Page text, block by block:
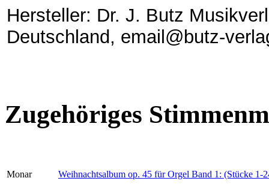
Hersteller: Dr. J. Butz
Deutschland, email@butz-
Zugehöriges
Monar Weihnachtsalbum op. 45 für Orgel Band 1: (Stücke 1-